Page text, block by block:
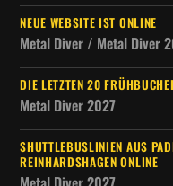
NEUE WEBSITE IST ONLINE
Metal Diver / Metal Diver
DIE LETZTEN 20
Metal Diver 2027
SHUTTLEBUSLINIEN AUS
REINHARDSHAGEN ONLINE